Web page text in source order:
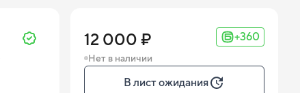
12 000 ₽ +360
Нет в наличии
В лист ожидания